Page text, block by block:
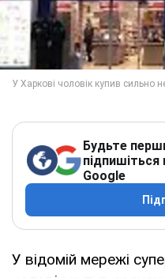
Будьте
підпишіться
Google
У відомій мережі